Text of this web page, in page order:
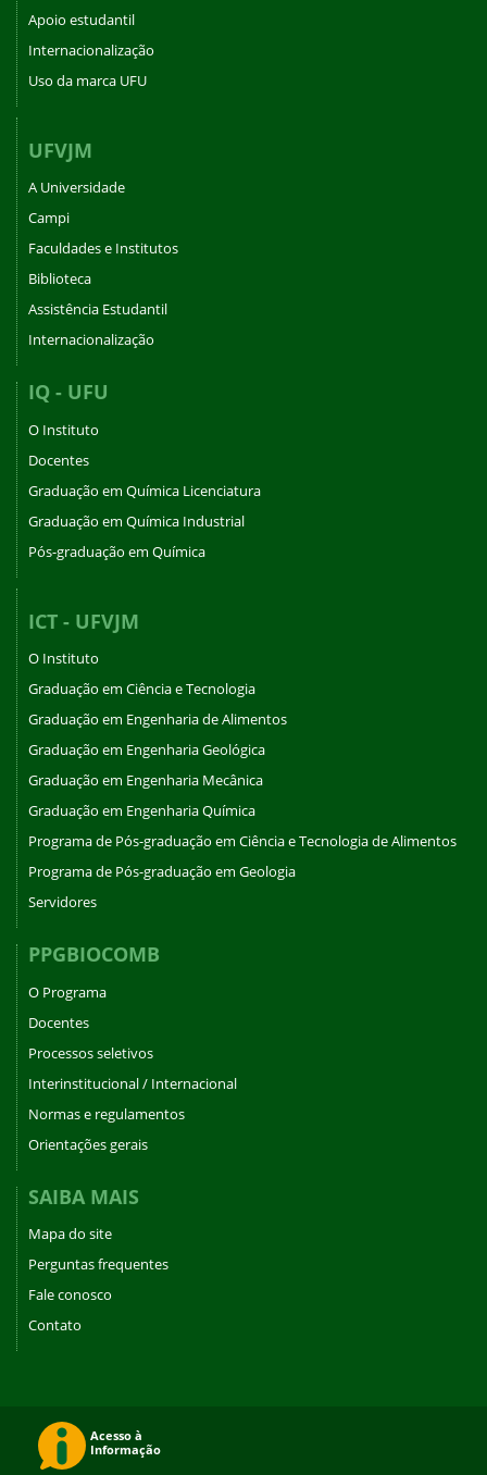
Apoio estudantil
Internacionalização
Uso da marca UFU
UFVJM
A Universidade
Campi
Faculdades e Institutos
Biblioteca
Assistência Estudantil
Internacionalização
IQ - UFU
O Instituto
Docentes
Graduação em Química Licenciatura
Graduação em Química Industrial
Pós-graduação em Química
ICT - UFVJM
O Instituto
Graduação em Ciência e Tecnologia
Graduação em Engenharia de Alimentos
Graduação em Engenharia Geológica
Graduação em Engenharia Mecânica
Graduação em Engenharia Química
Programa de Pós-graduação em Ciência e Tecnologia de Alimentos
Programa de Pós-graduação em Geologia
Servidores
PPGBIOCOMB
O Programa
Docentes
Processos seletivos
Interinstitucional / Internacional
Normas e regulamentos
Orientações gerais
SAIBA MAIS
Mapa do site
Perguntas frequentes
Fale conosco
Contato